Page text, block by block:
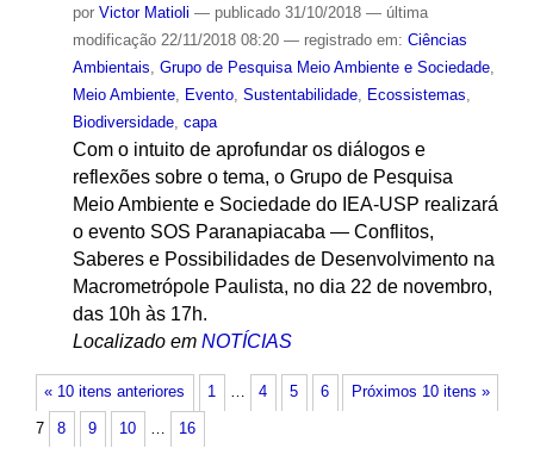
por Victor Matioli — publicado31/10/2018 — última
modificação22/11/2018 08:20 — registrado em: Ciências
Ambientais, Grupo de Pesquisa Meio Ambiente e Sociedade,
Meio Ambiente, Evento, Sustentabilidade, Ecossistemas,
Biodiversidade, capa
Com o intuito de aprofundar os diálogos e
reflexões sobre o tema, o Grupo de Pesquisa
Meio Ambiente e Sociedade do IEA-USP realizará
o evento SOS Paranapiacaba — Conflitos,
Saberes e Possibilidades de Desenvolvimento na
Macrometrópole Paulista, no dia 22 de novembro,
das 10h às 17h.
Localizado em NOTÍCIAS
« 10 itens anteriores Próximos 10 itens »
1 … 4 5 6
7 8 9 10 … 16